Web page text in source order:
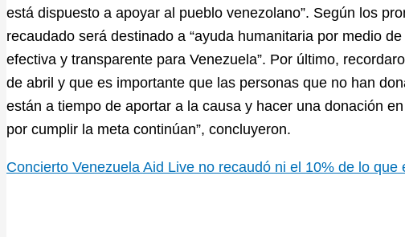
está dispuesto a apoyar al pueblo venezolano”. Según los
recaudado será destinado a “ayuda humanitaria por medio
efectiva y transparente para Venezuela”. Por último,
de abril y que es importante que las personas que no han
están a tiempo de aportar a la causa y hacer una donación
por cumplir la meta continúan”, concluyeron.
Concierto Venezuela Aid Live no recaudó ni el 10% de lo que